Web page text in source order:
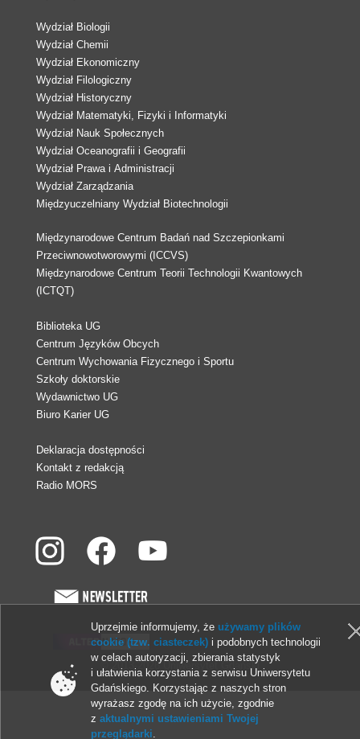
Wydział Biologii
Wydział Chemii
Wydział Ekonomiczny
Wydział Filologiczny
Wydział Historyczny
Wydział Matematyki, Fizyki i Informatyki
Wydział Nauk Społecznych
Wydział Oceanografii i Geografii
Wydział Prawa i Administracji
Wydział Zarządzania
Międzyuczelniany Wydział Biotechnologii
Międzynarodowe Centrum Badań nad Szczepionkami
Przeciwnowotworowymi (ICCVS)
Międzynarodowe Centrum Teorii Technologii Kwantowych
(ICTQT)
Biblioteka UG
Centrum Języków Obcych
Centrum Wychowania Fizycznego i Sportu
Szkoły doktorskie
Wydawnictwo UG
Biuro Karier UG
Deklaracja dostępności
Kontakt z redakcją
Radio MORS
© 2013-2026 Uniwersytet Gdański
Uprzejmie informujemy, że używamy plików
cookie (tzw. ciasteczek) i podobnych technologii
w celach autoryzacji, zbierania statystyk
i ułatwienia korzystania z serwisu Uniwersytetu
Gdańskiego. Korzystając z naszych stron
wyrażasz zgodę na ich użycie, zgodnie
zaktualnymi ustawieniami Twojej
przeglądarki.